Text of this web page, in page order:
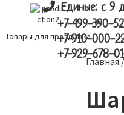
Единые: с 9
+7-499-390-
+7-910-000-
+7-929-678-
Товары для праздника
Главная/